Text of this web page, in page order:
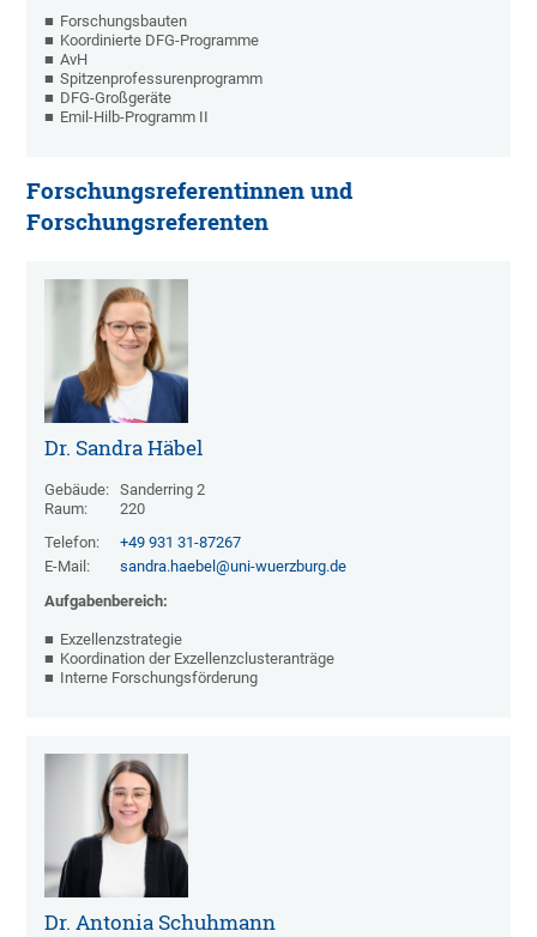
Forschungsbauten
Koordinierte DFG-Programme
AvH
Spitzenprofessurenprogramm
DFG-Großgeräte
Emil-Hilb-Programm II
Forschungsreferentinnen und
Forschungsreferenten
Dr. Sandra Häbel
Gebäude: Sanderring 2
Raum:
220
Telefon:
+49 931 31-87267
E-Mail:
sandra.haebel@uni-wuerzburg.de
Aufgabenbereich:
Exzellenzstrategie
Koordination der Exzellenzclusteranträge
Interne Forschungsförderung
Dr. Antonia Schuhmann